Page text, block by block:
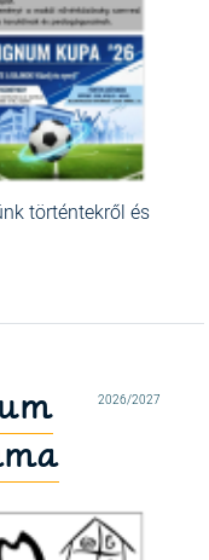
történtekről és
2026/2027